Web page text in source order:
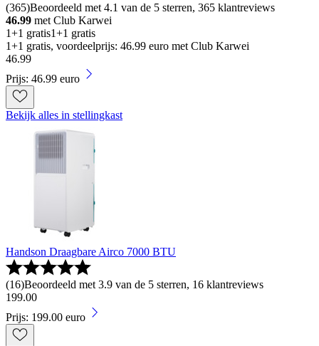
(365)Beoordeeld met 4.1 van de 5 sterren, 365 klantreviews
46.99 met Club Karwei
1+1 gratis1+1 gratis
1+1 gratis, voordeelprijs: 46.99 euro met Club Karwei
46.99
Prijs: 46.99 euro
Bekijk alles in stellingkast
Handson Draagbare Airco 7000 BTU
(16)Beoordeeld met 3.9 van de 5 sterren, 16 klantreviews
199.00
Prijs: 199.00 euro